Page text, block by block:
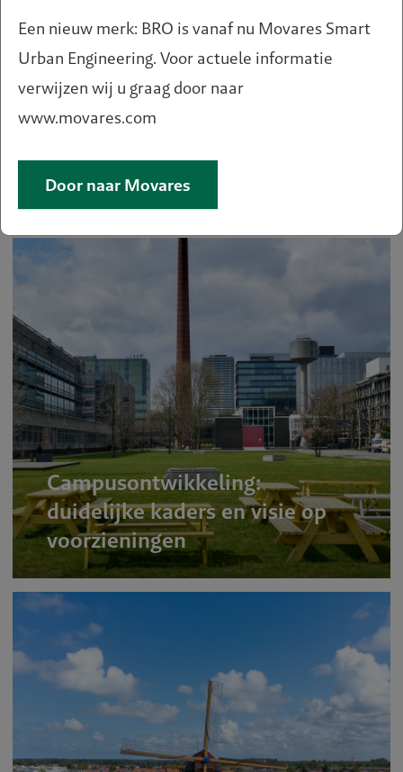
E-magazine Ruimte 79 -
Maatschappelijke
voorzieningen
Campusontwikkeling:
duidelijke kaders en visie op
voorzieningen
Een nieuw merk: BRO is vanaf nu Movares Smart
Urban Engineering. Voor actuele informatie
verwijzen wij u graag door naar
www.movares.com
Door naar Movares